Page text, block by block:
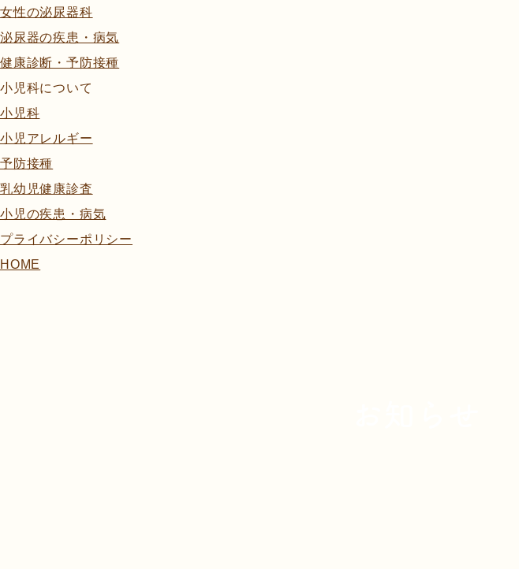
女性の泌尿器科
泌尿器の疾患・病気
健康診断・予防接種
小児科について
小児科
小児アレルギー
予防接種
乳幼児健康診査
小児の疾患・病気
プライバシーポリシー
HOME